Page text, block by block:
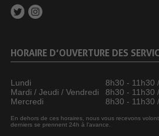
HORAIRE D’OUVERTURE DES
Lundi
8h30 - 11h30
Mardi / Jeudi / Vendredi
8h30 - 11h30
Mercredi
8h30 - 11h30
En dehors de ces horaires, nous vous recevons
derniers se prennent 24h à l’avance.